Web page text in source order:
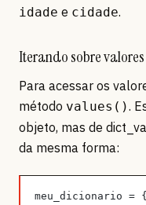
idade e cidade.
Iterando sobre valores
Para acessar os
método values().
objeto, mas de
da mesma forma:
meu_dicionario